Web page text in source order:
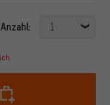
Anzahl: 1